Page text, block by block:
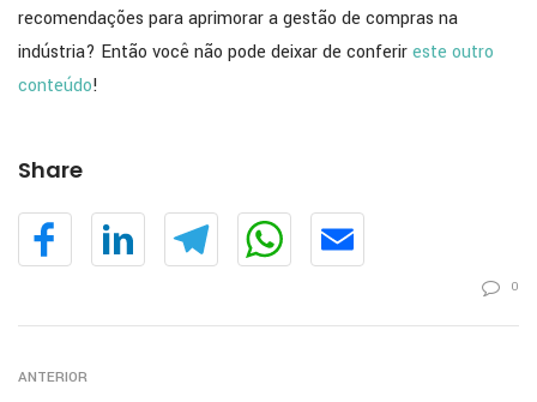
recomendações para aprimorar a gestão de compras na
indústria? Então você não pode deixar de conferireste outro
conteúdo!
Share
0
ANTERIOR